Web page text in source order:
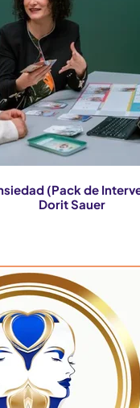
(Pack de
Dorit Sauer